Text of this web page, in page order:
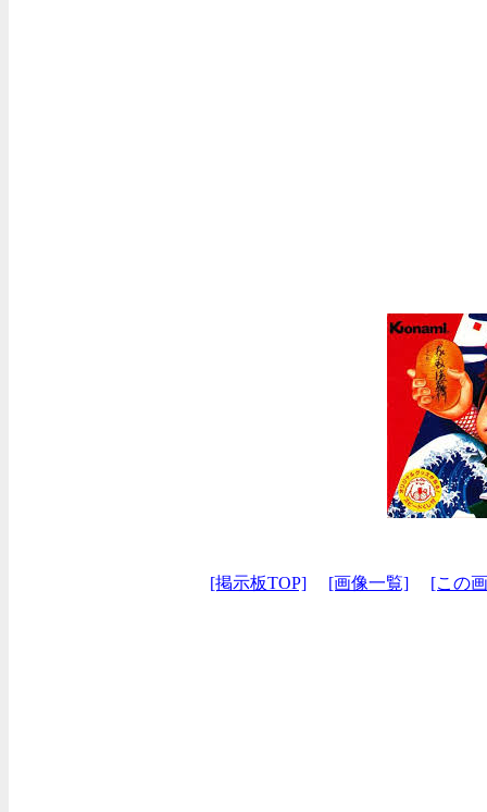
[掲示板TOP] [画像一覧] [この